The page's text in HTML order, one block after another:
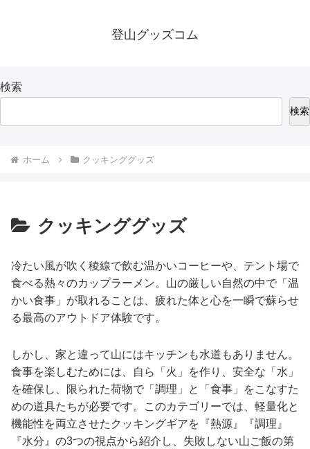
登山グッズコム
検索
検索
ホーム クッキンググッズ
クッキンググッズ
冷たい風が吹く稜線で飲む温かいコーヒーや、テント場で
食べる熱々のカップラーメン。山の厳しい自然の中で「温
かい食事」が取れることは、疲れた体と心を一瞬で蘇らせ
る最高のアウトドア体験です。
しかし、家と違って山にはキッチンも水道もありません。
食事を楽しむためには、自ら「火」を作り、安全な「水」
を確保し、限られた荷物で「調理」と「食事」をこなすた
めの道具たちが必要です。このカテゴリーでは、軽量化と
機能性を両立させたクッキングギアを『熱源』『調理』
『水分』の3つの視点から紹介し、失敗しない山ご飯の第